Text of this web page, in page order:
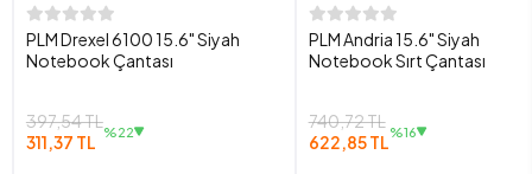
PLM Drexel 6100 15.6" Siyah
Notebook Çantası
397,54 TL
311,37 TL %22
PLM Andria 15.6" Siyah
Notebook Sırt Çantası
740,72 TL
622,85 TL%16